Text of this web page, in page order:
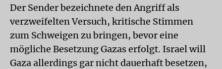
Der Sender bezeichnete den Angriff als
verzweifelten Versuch, kritische Stimmen
zum Schweigen zu bringen, bevor eine
mögliche Besetzung Gazas erfolgt. Israel will
Gaza allerdings gar nicht dauerhaft besetzen,